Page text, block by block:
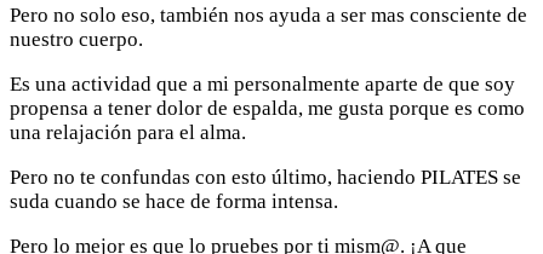
Pero no solo eso, también nos ayuda a ser mas consciente de
nuestro cuerpo.
Es una actividad que a mi personalmente aparte de que soy
propensa a tener dolor de espalda, me gusta porque es como
una relajación para el alma.
Pero no te confundas con esto último, haciendo PILATES se
suda cuando se hace de forma intensa.
Pero lo mejor es que lo pruebes por ti mism@. ¡A que